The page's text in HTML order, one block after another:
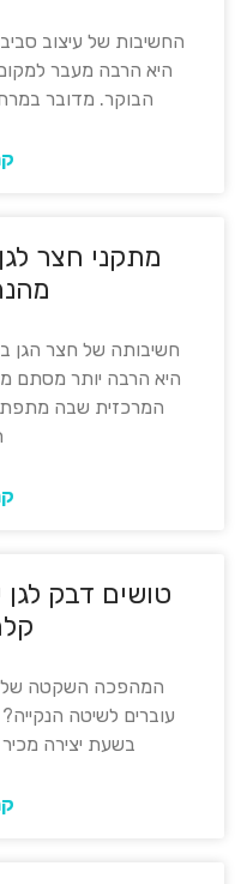
החשיבות של עיצוב
היא הרבה מעבר
הבוקר. מדובר
מתקני חצר
חשיבותה של חצר הגן
היא הרבה יותר מסתם
המרכזית שבה
טושים דבק לגן
המהפכה השקטה של
עוברים לשיטה
בשעת יצירה